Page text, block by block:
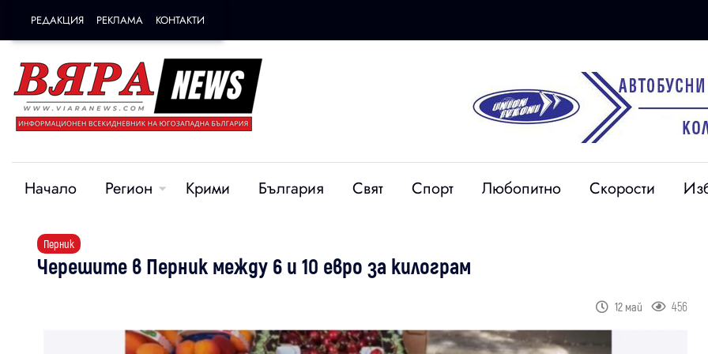
РЕДАКЦИЯ РЕКЛАМА КОНТАКТИ
Начало Регион Крими България Свят Спорт Любопитно Скорости
Перник
Черешите в Перник между 6 и 10 евро за килограм
12 май 456